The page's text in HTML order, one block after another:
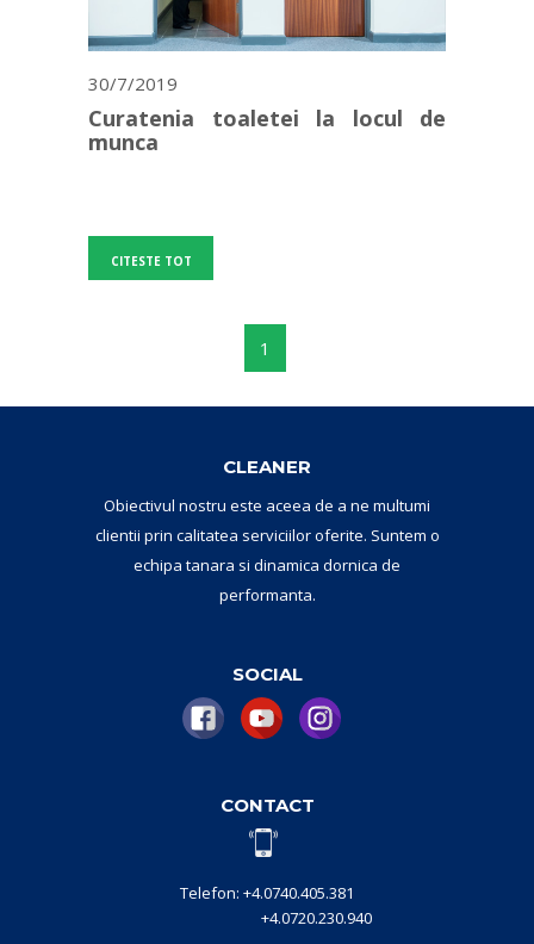
30/7/2019
Curatenia toaletei la locul de
munca
CITESTE TOT
1
CLEANER
Obiectivul nostru este aceea de a ne multumi
clientii prin calitatea serviciilor oferite. Suntem o
echipa tanara si dinamica dornica de
performanta.
SOCIAL
CONTACT
Telefon: +4.0740.405.381
+4.0720.230.940